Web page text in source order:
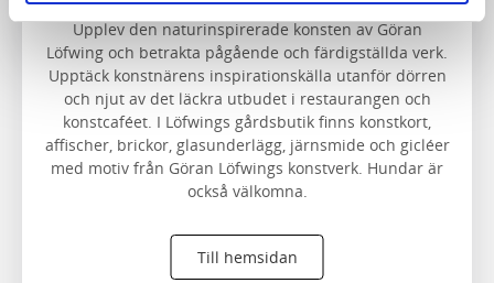
Upplev den naturinspirerade konsten av Göran
Löfwing och betrakta pågående och färdigställda verk.
Upptäck konstnärens inspirationskälla utanför dörren
och njut av det läckra utbudet i restaurangen och
konstcaféet. I Löfwings gårdsbutik finns konstkort,
affischer, brickor, glasunderlägg, järnsmide och gicléer
med motiv från Göran Löfwings konstverk. Hundar är
också välkomna.
Till hemsidan